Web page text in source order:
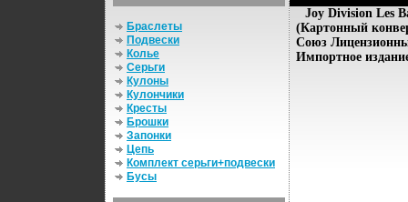
Браслеты
Подвески
Колье
Серьги
Кулоны
Кулончики
Кресты
Брошки
Запонки
Цепь
Комплект серьги+подвески
Бусы
Joy Division Les
(Картонный
Союз
Импортное